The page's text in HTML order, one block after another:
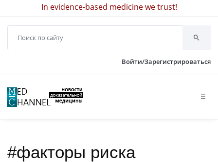
In evidence-based medicine we trust!
Войти/Зарегистрироваться
☰
#факторы риска